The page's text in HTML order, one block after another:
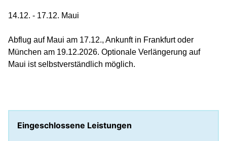
14.12. - 17.12. Maui
Abflug auf Maui am 17.12., Ankunft in Frankfurt oder
München am 19.12.2026. Optionale Verlängerung auf
Maui ist selbstverständlich möglich.
Eingeschlossene Leistungen